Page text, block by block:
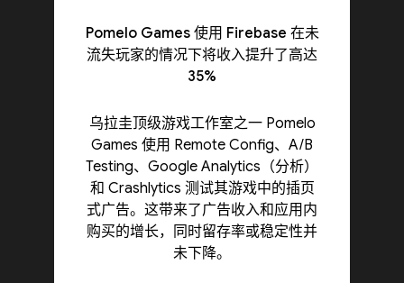
Pomelo Games 使用 Firebase 在未
流失玩家的情况下将收入提升了高达
35%
乌拉圭顶级游戏工作室之一 Pomelo
Games 使用 Remote Config、A/B
Testing、Google Analytics（分析）
和 Crashlytics 测试其游戏中的插页
式广告。这带来了广告收入和应用内
购买的增长，同时留存率或稳定性并
未下降。